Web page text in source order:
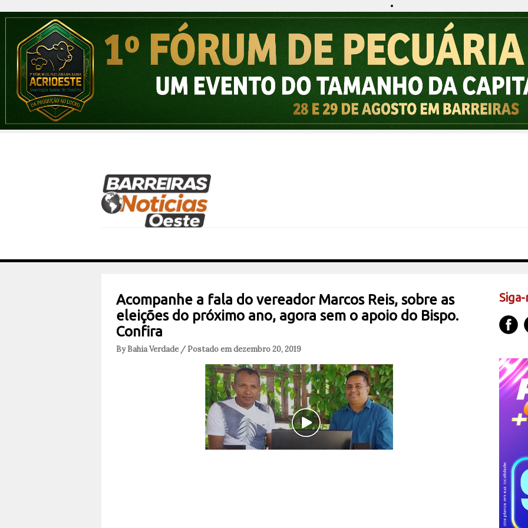
Acompanhe a fala do vereador Marcos Reis, sobre as
eleições do próximo ano, agora sem o apoio do Bispo.
Confira
By Bahia Verdade / Postado em dezembro 20, 2019